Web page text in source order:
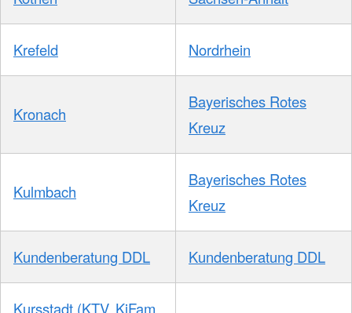
Krefeld Nordrhein
Kronach
Bayerisches Rotes
Kreuz
Kulmbach
Bayerisches Rotes
Kreuz
Kundenberatung DDL Kundenberatung DDL
Kursstadt (KTV, KiFam,